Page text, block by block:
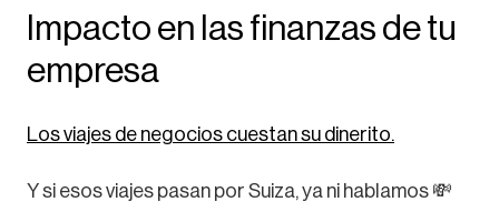
Impacto en las finanzas de tu
empresa
Los viajes de negocios cuestan su dinerito.
Y si esos viajes pasan por Suiza, ya ni hablamos 💸